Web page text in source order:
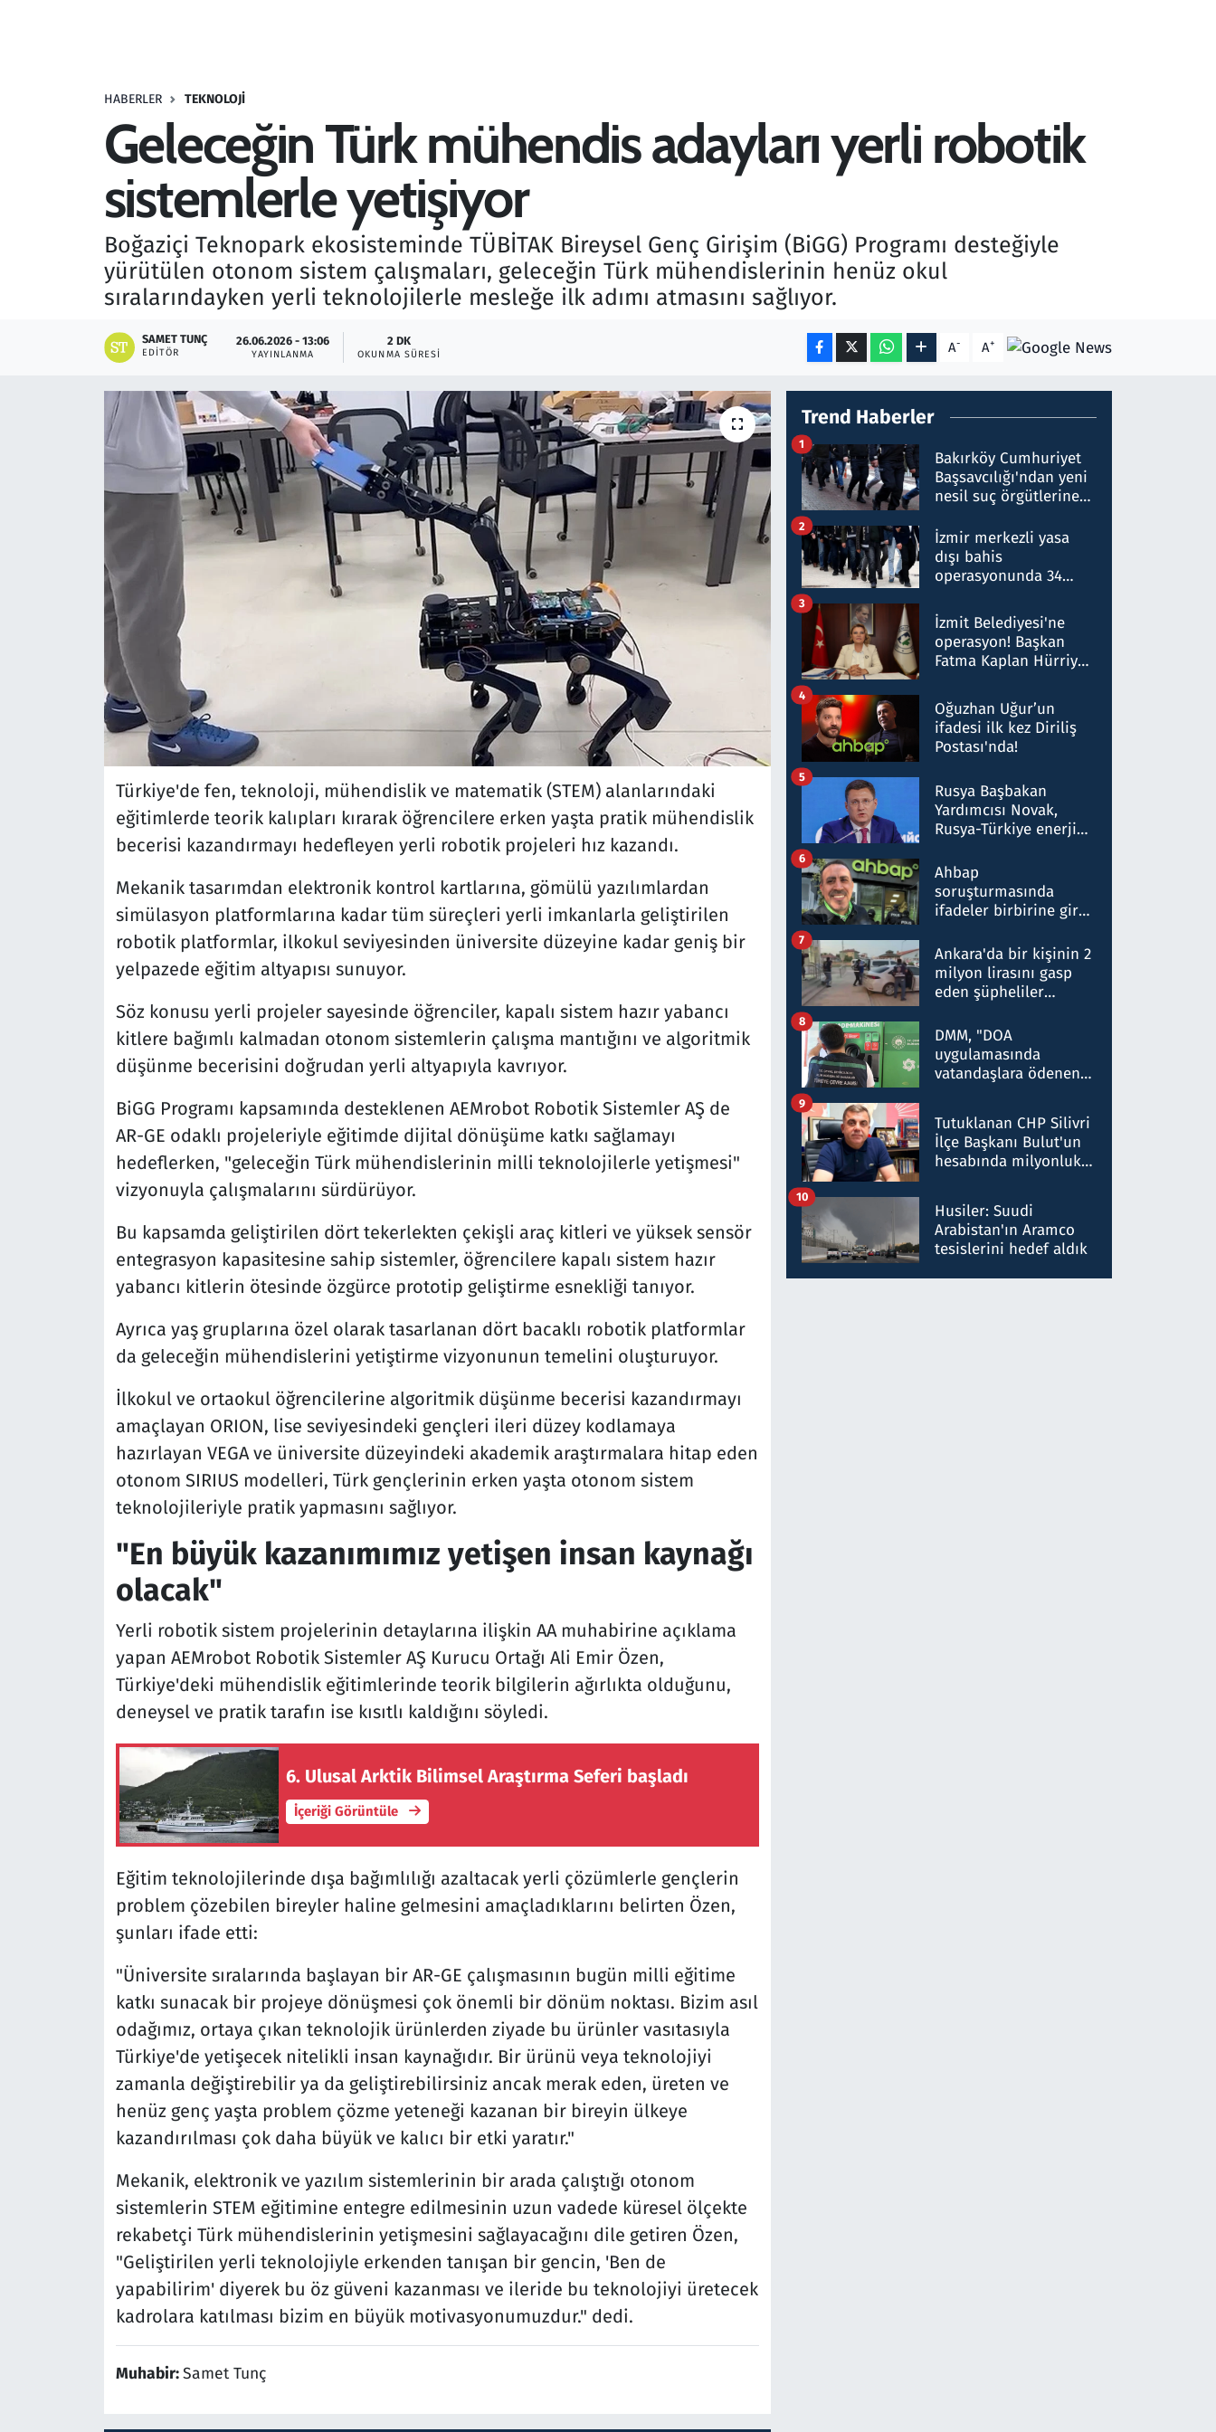
HABERLER TEKNOLOJI
Geleceğin Türk mühendis adayları yerli robotik
sistemlerle yetişiyor
Boğaziçi Teknopark ekosisteminde TÜBİTAK Bireysel Genç Girişim (BiGG) Programı desteğiyle
yürütülen otonom sistem çalışmaları, geleceğin Türk mühendislerinin henüz okul
sıralarındayken yerli teknolojilerle mesleğe ilk adımı atmasını sağlıyor.
SAMET TUNÇ
EDITÖR
26.06.2026 - 13:06
YAYINLANMA
2 DK
OKUNMA SÜRESI A- A+
Türkiye'de fen, teknoloji, mühendislik ve matematik (STEM) alanlarındaki
eğitimlerde teorik kalıpları kırarak öğrencilere erken yaşta pratik mühendislik
becerisi kazandırmayı hedefleyen yerli robotik projeleri hız kazandı.
Mekanik tasarımdan elektronik kontrol kartlarına, gömülü yazılımlardan
simülasyon platformlarına kadar tüm süreçleri yerli imkanlarla geliştirilen
robotik platformlar, ilkokul seviyesinden üniversite düzeyine kadar geniş bir
yelpazede eğitim altyapısı sunuyor.
Söz konusu yerli projeler sayesinde öğrenciler, kapalı sistem hazır yabancı
kitlere bağımlı kalmadan otonom sistemlerin çalışma mantığını ve algoritmik
düşünme becerisini doğrudan yerli altyapıyla kavrıyor.
BiGG Programı kapsamında desteklenen AEMrobot Robotik Sistemler AŞ de
AR-GE odaklı projeleriyle eğitimde dijital dönüşüme katkı sağlamayı
hedeflerken, "geleceğin Türk mühendislerinin milli teknolojilerle yetişmesi"
vizyonuyla çalışmalarını sürdürüyor.
Bu kapsamda geliştirilen dört tekerlekten çekişli araç kitleri ve yüksek sensör
entegrasyon kapasitesine sahip sistemler, öğrencilere kapalı sistem hazır
yabancı kitlerin ötesinde özgürce prototip geliştirme esnekliği tanıyor.
Ayrıca yaş gruplarına özel olarak tasarlanan dört bacaklı robotik platformlar
da geleceğin mühendislerini yetiştirme vizyonunun temelini oluşturuyor.
İlkokul ve ortaokul öğrencilerine algoritmik düşünme becerisi kazandırmayı
amaçlayan ORION, lise seviyesindeki gençleri ileri düzey kodlamaya
hazırlayan VEGA ve üniversite düzeyindeki akademik araştırmalara hitap eden
otonom SIRIUS modelleri, Türk gençlerinin erken yaşta otonom sistem
teknolojileriyle pratik yapmasını sağlıyor.
"En büyük kazanımımız yetişen insan kaynağı
olacak"
Yerli robotik sistem projelerinin detaylarına ilişkin AA muhabirine açıklama
yapan AEMrobot Robotik Sistemler AŞ Kurucu Ortağı Ali Emir Özen,
Türkiye'deki mühendislik eğitimlerinde teorik bilgilerin ağırlıkta olduğunu,
deneysel ve pratik tarafın ise kısıtlı kaldığını söyledi.
6. Ulusal Arktik Bilimsel Araştırma Seferi başladı
İçeriği Görüntüle
Eğitim teknolojilerinde dışa bağımlılığı azaltacak yerli çözümlerle gençlerin
problem çözebilen bireyler haline gelmesini amaçladıklarını belirten Özen,
şunları ifade etti:
"Üniversite sıralarında başlayan bir AR-GE çalışmasının bugün milli eğitime
katkı sunacak bir projeye dönüşmesi çok önemli bir dönüm noktası. Bizim asıl
odağımız, ortaya çıkan teknolojik ürünlerden ziyade bu ürünler vasıtasıyla
Türkiye'de yetişecek nitelikli insan kaynağıdır. Bir ürünü veya teknolojiyi
zamanla değiştirebilir ya da geliştirebilirsiniz ancak merak eden, üreten ve
henüz genç yaşta problem çözme yeteneği kazanan bir bireyin ülkeye
kazandırılması çok daha büyük ve kalıcı bir etki yaratır."
Mekanik, elektronik ve yazılım sistemlerinin bir arada çalıştığı otonom
sistemlerin STEM eğitimine entegre edilmesinin uzun vadede küresel ölçekte
rekabetçi Türk mühendislerinin yetişmesini sağlayacağını dile getiren Özen,
"Geliştirilen yerli teknolojiyle erkenden tanışan bir gencin, 'Ben de
yapabilirim' diyerek bu öz güveni kazanması ve ileride bu teknolojiyi üretecek
kadrolara katılması bizim en büyük motivasyonumuzdur." dedi.
Muhabir:Samet Tunç
Trend Haberler
Bakırköy Cumhuriyet
Başsavcılığı'ndan yeni
nesil suç örgütlerine
hakkında gözaltı kararı
1
İzmir merkezli yasa
dışı bahis
operasyonunda 34
Milyar liralık para
trafiği tespit edildi
2
İzmit Belediyesi'ne
operasyon! Başkan
Fatma Kaplan Hürriyet
3
Oğuzhan Uğur’un
ifadesi ilk kez Diriliş
Postası'nda!
4
Rusya Başbakan
Yardımcısı Novak,
Rusya-Türkiye enerji
nitelikte olduğunu
belirtti
5
Ahbap
soruşturmasında
ifadeler birbirine girdi:
ifadelerinden ortaya
çıkan tablo şok etti
6
Ankara'da bir kişinin 2
milyon lirasını gasp
eden şüpheliler
7
DMM, "DOA
uygulamasında
vatandaşlara ödenen
düşürüldüğü" iddiasını
yalanladı
8
Tutuklanan CHP Silivri
İlçe Başkanı Bulut'un
hesabında milyonluk
talimat verdi, ben
gönderdim
9
Husiler: Suudi
Arabistan'ın Aramco
tesislerini hedef aldık
10
Savunma Sanayi
Televizyon